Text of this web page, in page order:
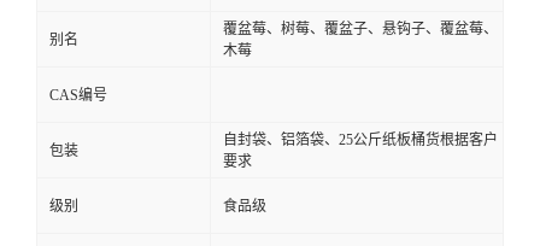
别名
覆盆莓、树莓、覆盆子、悬钩子、覆盆莓、
木莓
CAS编号
包装
自封袋、铝箔袋、25公斤纸板桶货根据客户
要求
级别 食品级